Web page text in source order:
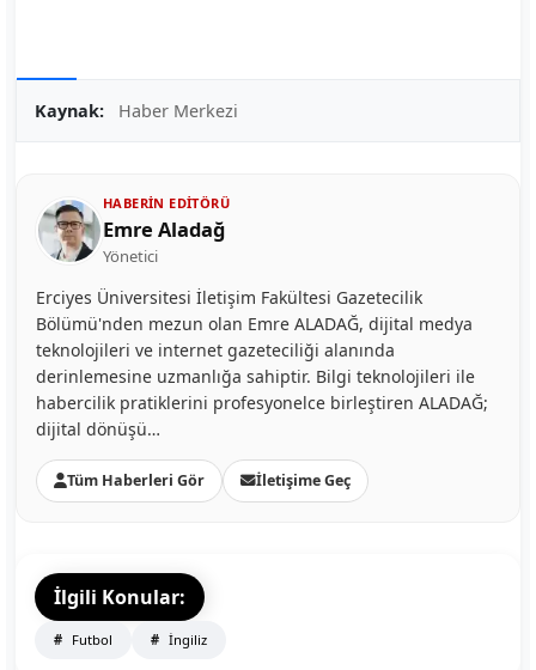
Kaynak: Haber Merkezi
HABERIN EDITÖRÜ
Emre Aladağ
Yönetici
Erciyes Üniversitesi İletişim Fakültesi Gazetecilik
Bölümü'nden mezun olan Emre ALADAĞ, dijital medya
teknolojileri ve internet gazeteciliği alanında
derinlemesine uzmanlığa sahiptir. Bilgi teknolojileri ile
habercilik pratiklerini profesyonelce birleştiren ALADAĞ;
dijital dönüşü…
Tüm Haberleri Gör İletişime Geç
İlgili Konular:
Futbol İngiliz